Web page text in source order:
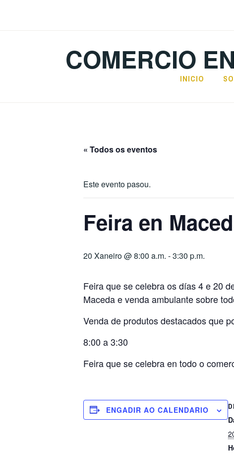
COMERCIO
INICIO
« Todos os eventos
Este evento pasou.
Feira en
20 Xaneiro @ 8:00 a.m. -3:30 p.m.
Feira que se celebra os días 4 e 20
Maceda e venda ambulante sobre
Venda de produtos destacados que
8:00 a 3:30
Feira que se celebra en todo o
ENGADIR AO CALENDARIO